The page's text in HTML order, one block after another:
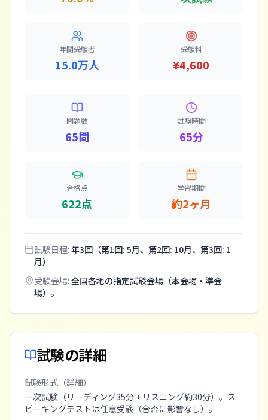
年間受験者
15.0万人
受験料
¥4,600
問題数
65問
試験時間
65分
合格点
622点
学習期間
約2ヶ月
試験日程: 年3回（第1回: 5月、第2回: 10月、第3回: 1
月）
受験会場: 全国各地の指定試験会場（本会場・準会
場）。
試験の詳細
試験形式（詳細）
一次試験（リーディング35分 + リスニング約30分）。ス
ピーキングテストは任意受験（合否に影響なし）。